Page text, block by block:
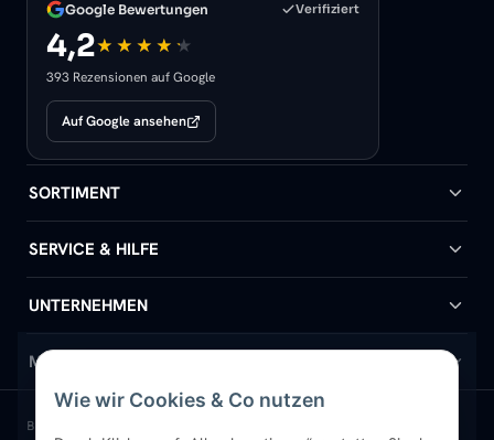
Wie wir Cookies & Co nutzen
Google Bewertungen Verifiziert
4,2
393 Rezensionen auf Google
Auf Google ansehen
SORTIMENT
Badheizkörper
Handtuchheizkörper
Design-Heizkörper
Paneelheizkörper
SERVICE & HILFE
Hilfe & Kontakt
Versand & Lieferung
Rückgabe & Widerruf
UNTERNEHMEN
Wir über uns
Standort & Abholung Jüchen
MEIN KONTO
Anmelden / Mein Konto
BELIEBTE KATEGORIEN